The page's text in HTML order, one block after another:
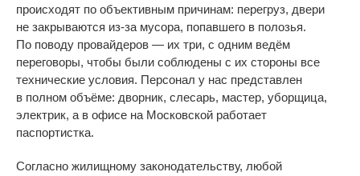
происходят по объективным причинам: перегруз, двери
не закрываются из-за мусора, попавшего в полозья.
По поводу провайдеров — их три, с одним ведём
переговоры, чтобы были соблюдены с их стороны все
технические условия. Персонал у нас представлен
в полном объёме: дворник, слесарь, мастер, уборщица,
электрик, а в офисе на Московской работает
паспортистка.
Согласно жилищному законодательству, любой